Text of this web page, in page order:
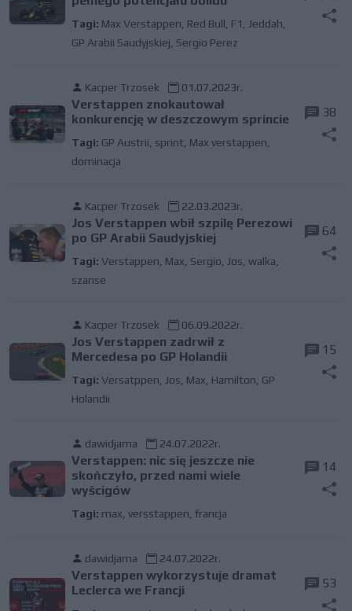
Tagi: Max Verstappen Red Bull F1 Jeddah
GP Arabii Saudyjskiej Sergio Perez
Kacper Trzosek 01.07.2023r.
Verstappen znokautował
konkurencję w deszczowym sprincie
Tagi: GP Austrii sprint Max verstappen
dominacja
38
Kacper Trzosek 22.03.2023r.
Jos Verstappen wbił szpilę Perezowi
po GP Arabii Saudyjskiej
Tagi: Verstappen Max Sergio Jos walka
szanse
64
Kacper Trzosek 06.09.2022r.
Jos Verstappen zadrwił z
Mercedesa po GP Holandii
Tagi: Versatppen Jos Max Hamilton GP
Holandii
15
dawidjama 24.07.2022r.
Verstappen: nic się jeszcze nie
skończyło, przed nami wiele
wyścigów
Tagi: max versstappen francja
14
dawidjama 24.07.2022r.
Verstappen wykorzystuje dramat
Leclerca we Francji
53